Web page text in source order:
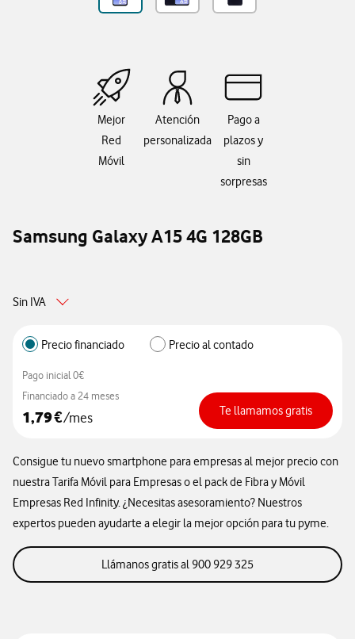
Mejor
Red
Móvil
Atención
personalizada
Pago a
plazos y
sin
sorpresas
Samsung Galaxy A15 4G 128GB
Sin IVA
Precio financiado Precio al contado
Pago inicial 0€
Financiado a 24 meses
1,79€/mes Te llamamos gratis
Consigue tu nuevo smartphone para empresas al mejor precio con
nuestra Tarifa Móvil para Empresas o el pack de Fibra y Móvil
Empresas Red Infinity. ¿Necesitas asesoramiento? Nuestros
expertos pueden ayudarte a elegir la mejor opción para tu pyme.
Llámanos gratis al 900 929 325llamanos gratis al